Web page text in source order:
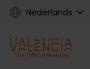
Skip
content
Nederlands